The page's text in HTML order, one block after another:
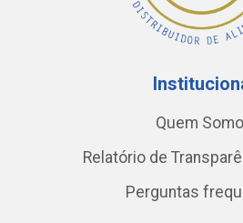
Quem
Relatório de
Perguntas